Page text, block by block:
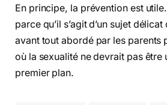
En principe, la prévention est
parce qu’il s’agit d’un sujet
avant tout abordé par les parents
où la sexualité ne devrait pas être
premier plan.